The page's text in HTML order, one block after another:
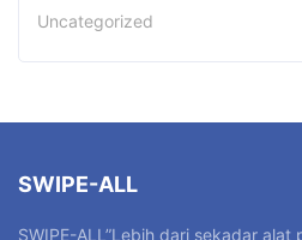
Uncategorized
SWIPE-ALL
SWIPE-ALL”Lebih dari sekadar